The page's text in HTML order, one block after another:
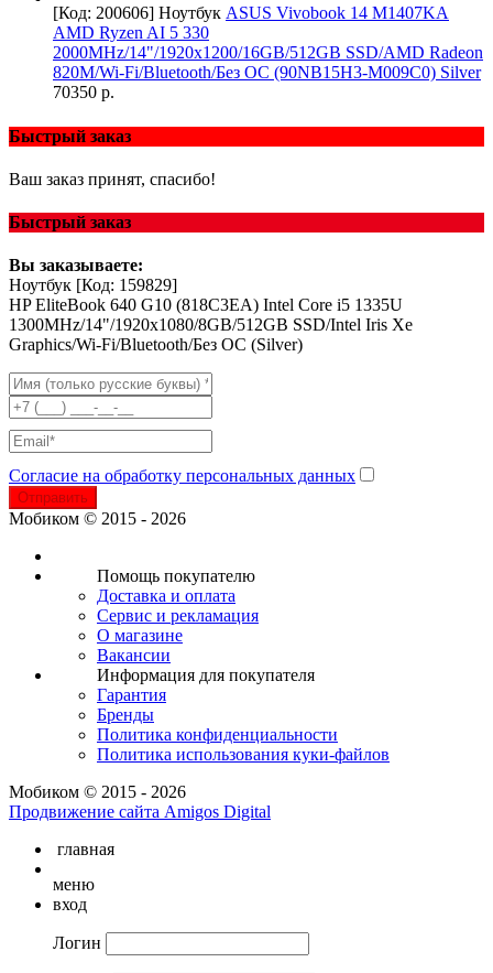
[Код: 200606] Ноутбук ASUS Vivobook 14 M1407KA
AMD Ryzen AI 5 330
2000MHz/14"/1920x1200/16GB/512GB SSD/AMD Radeon
820M/Wi-Fi/Bluetooth/Без ОС (90NB15H3-M009C0) Silver
70350 р.
Быстрый заказ
Ваш заказ принят, спасибо!
Быстрый заказ
Вы заказываете:
Ноутбук [Код: 159829]
HP EliteBook 640 G10 (818C3EA) Intel Core i5 1335U
1300MHz/14"/1920х1080/8GB/512GB SSD/Intel Iris Xe
Graphics/Wi-Fi/Bluetooth/Без ОС (Silver)
Согласие на обработку персональных данных
Отправить
Мобиком © 2015 - 2026
Помощь покупателю
Доставка и оплата
Сервис и рекламация
О магазине
Вакансии
Информация для покупателя
Гарантия
Бренды
Политика конфиденциальности
Политика использования куки-файлов
Мобиком © 2015 - 2026
Продвижение сайта Amigos Digital
главная
меню
вход
Логин